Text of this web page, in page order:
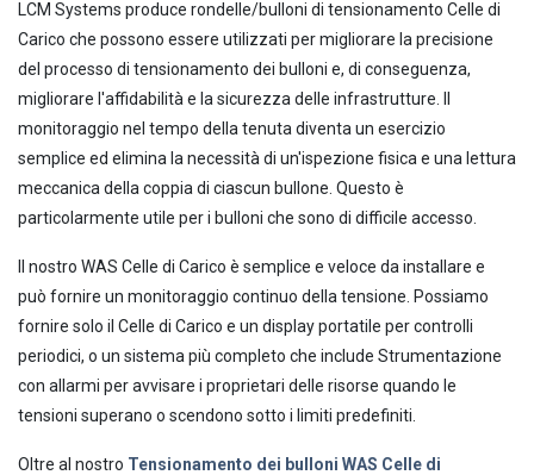
LCM Systems produce rondelle/bulloni di tensionamento Celle di
Carico che possono essere utilizzati per migliorare la precisione
del processo di tensionamento dei bulloni e, di conseguenza,
migliorare l'affidabilità e la sicurezza delle infrastrutture. Il
monitoraggio nel tempo della tenuta diventa un esercizio
semplice ed elimina la necessità di un'ispezione fisica e una lettura
meccanica della coppia di ciascun bullone. Questo è
particolarmente utile per i bulloni che sono di difficile accesso.
Il nostro WAS Celle di Carico è semplice e veloce da installare e
può fornire un monitoraggio continuo della tensione. Possiamo
fornire solo il Celle di Carico e un display portatile per controlli
periodici, o un sistema più completo che include Strumentazione
con allarmi per avvisare i proprietari delle risorse quando le
tensioni superano o scendono sotto i limiti predefiniti.
Oltre al nostro Tensionamento dei bulloni WAS Celle di